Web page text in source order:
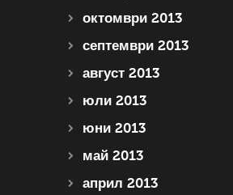
октомври 2013
септември 2013
август 2013
юли 2013
юни 2013
май 2013
април 2013